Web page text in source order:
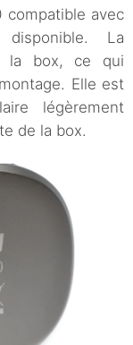
compatible avec
La
la box, ce qui
Elle est
légèrement
de la box.